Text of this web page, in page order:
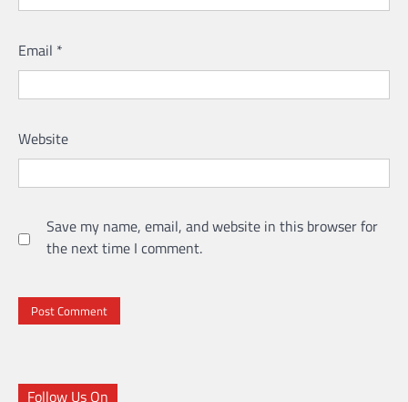
Email *
Website
Save my name, email, and website in this browser for
the next time I comment.
Follow Us On